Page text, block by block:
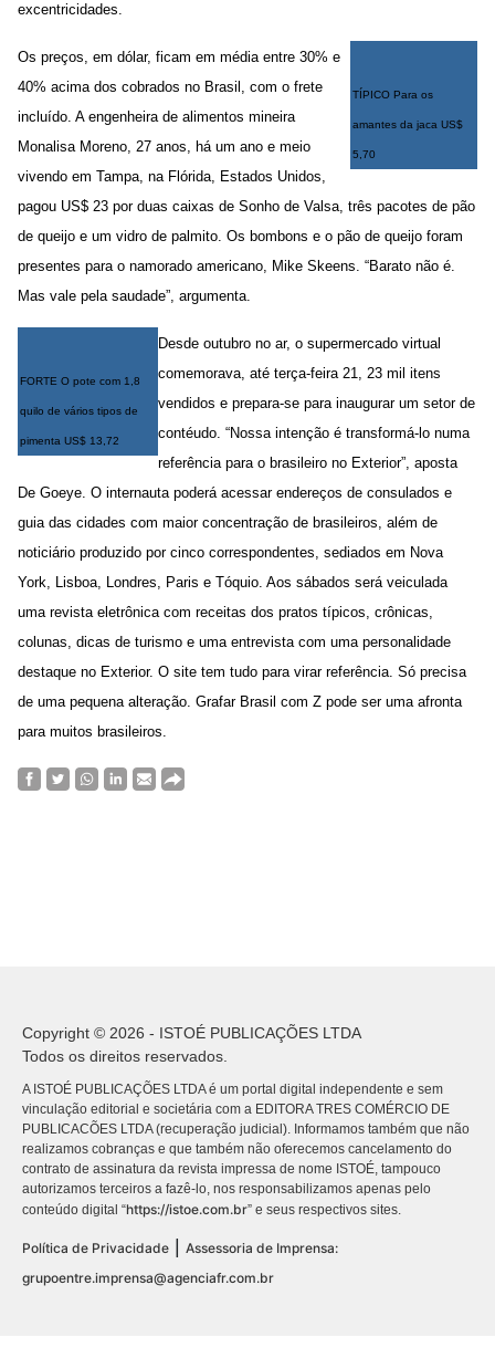
excentricidades.
TÍPICO Para os
amantes da jaca US$
5,70
Os preços, em dólar, ficam em média entre 30% e
40% acima dos cobrados no Brasil, com o frete
incluído. A engenheira de alimentos mineira
Monalisa Moreno, 27 anos, há um ano e meio
vivendo em Tampa, na Flórida, Estados Unidos,
pagou US$ 23 por duas caixas de Sonho de Valsa, três pacotes de pão
de queijo e um vidro de palmito. Os bombons e o pão de queijo foram
presentes para o namorado americano, Mike Skeens. “Barato não é.
Mas vale pela saudade”, argumenta.
FORTE O pote com 1,8
quilo de vários tipos de
pimenta US$ 13,72
Desde outubro no ar, o supermercado virtual
comemorava, até terça-feira 21, 23 mil itens
vendidos e prepara-se para inaugurar um setor de
contéudo. “Nossa intenção é transformá-lo numa
referência para o brasileiro no Exterior”, aposta
De Goeye. O internauta poderá acessar endereços de consulados e
guia das cidades com maior concentração de brasileiros, além de
noticiário produzido por cinco correspondentes, sediados em Nova
York, Lisboa, Londres, Paris e Tóquio. Aos sábados será veiculada
uma revista eletrônica com receitas dos pratos típicos, crônicas,
colunas, dicas de turismo e uma entrevista com uma personalidade
destaque no Exterior. O site tem tudo para virar referência. Só precisa
de uma pequena alteração. Grafar Brasil com Z pode ser uma afronta
para muitos brasileiros.
Copyright © 2026 - ISTOÉ PUBLICAÇÕES LTDA
Todos os direitos reservados.
A ISTOÉ PUBLICAÇÕES LTDA é um portal digital independente e sem
vinculação editorial e societária com a EDITORA TRES COMÉRCIO DE
PUBLICACÕES LTDA (recuperação judicial). Informamos também que não
realizamos cobranças e que também não oferecemos cancelamento do
contrato de assinatura da revista impressa de nome ISTOÉ, tampouco
autorizamos terceiros a fazê-lo, nos responsabilizamos apenas pelo
conteúdo digital “https://istoe.com.br” e seus respectivos sites.
Política de Privacidade
Assessoria de Imprensa:
grupoentre.imprensa@agenciafr.com.br